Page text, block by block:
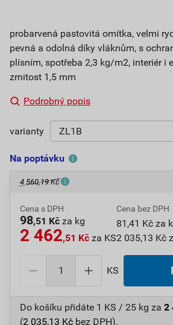
probarvená pastovitá omítka, velmi
pevná a odolná díky vláknům, s
plísním, spotřeba 2,3 kg/m2, interiér i
zrnitost 1,5 mm
Podrobný popis
varianty
Na poptávku
4 560,19 Kč
Cena s DPH
98,51 Kč za kg
2 462,51 Kč za KS
Cena bez DPH
81,41 Kč za
2 035,13 Kč
KS
Do košíku přidáte 1 KS / 25 kg za 2
(2 035,13 Kč bez DPH).